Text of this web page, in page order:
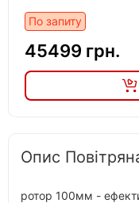
По запиту
45499 грн.
Опис
ротор 100мм -